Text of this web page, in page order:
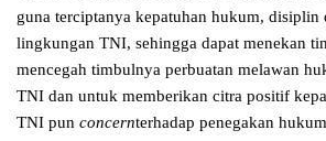
guna terciptanya kepatuhan hukum, disiplin
lingkungan TNI, sehingga dapat menekan
mencegah timbulnya perbuatan melawan
TNI dan untuk memberikan citra positif
TNI pun concernterhadap penegakan